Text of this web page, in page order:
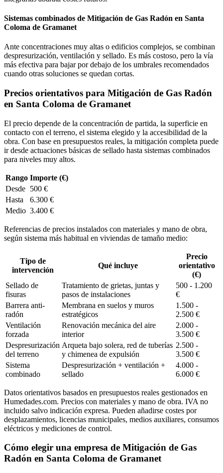
Sistemas combinados de Mitigación de Gas Radón en Santa
Coloma de Gramanet
Ante concentraciones muy altas o edificios complejos, se combinan
despresurización, ventilación y sellado. Es más costoso, pero la vía
más efectiva para bajar por debajo de los umbrales recomendados
cuando otras soluciones se quedan cortas.
Precios orientativos para Mitigación de Gas Radón
en Santa Coloma de Gramanet
El precio depende de la concentración de partida, la superficie en
contacto con el terreno, el sistema elegido y la accesibilidad de la
obra. Con base en presupuestos reales, la mitigación completa puede
ir desde actuaciones básicas de sellado hasta sistemas combinados
para niveles muy altos.
Rango Importe (€)
Desde 500 €
Hasta
6.300 €
Medio 3.400 €
Referencias de precios instalados con materiales y mano de obra,
según sistema más habitual en viviendas de tamaño medio:
Tipo de
intervención
Qué incluye
Precio
orientativo
(€)
Sellado de
fisuras
Tratamiento de grietas, juntas y
pasos de instalaciones
500 - 1.200
€
Barrera anti-
radón
Membrana en suelos y muros
estratégicos
1.500 -
2.500 €
Ventilación
forzada
Renovación mecánica del aire
interior
2.000 -
3.500 €
Despresurización
del terreno
Arqueta bajo solera, red de tuberías
y chimenea de expulsión
2.500 -
3.500 €
Sistema
combinado
Despresurización + ventilación +
sellado
4.000 -
6.000 €
Datos orientativos basados en presupuestos reales gestionados en
Humedades.com. Precios con materiales y mano de obra. IVA no
incluido salvo indicación expresa. Pueden añadirse costes por
desplazamientos, licencias municipales, medios auxiliares, consumos
eléctricos y mediciones de control.
Cómo elegir una empresa de Mitigación de Gas
Radón en Santa Coloma de Gramanet